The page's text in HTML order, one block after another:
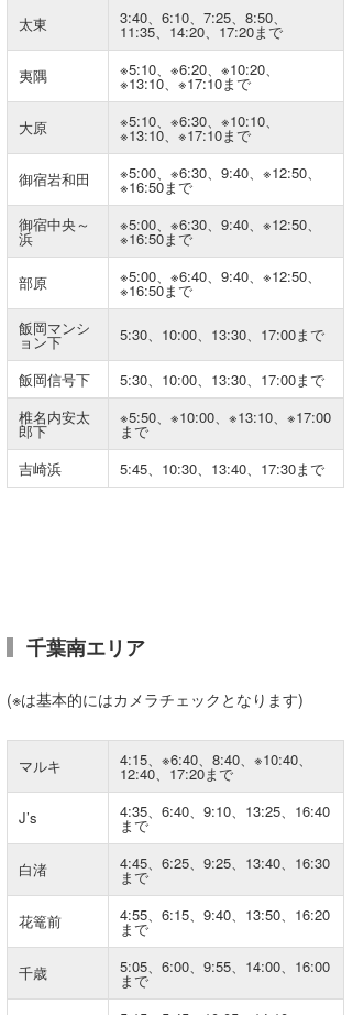
太東 3:40、6:10、7:25、8:50、
11:35、14:20、17:20まで
夷隅 ※5:10、※6:20、※10:20、
※13:10、※17:10まで
大原 ※5:10、※6:30、※10:10、
※13:10、※17:10まで
御宿岩和田 ※5:00、※6:30、9:40、※12:50、
※16:50まで
御宿中央～
浜
※5:00、※6:30、9:40、※12:50、
※16:50まで
部原 ※5:00、※6:40、9:40、※12:50、
※16:50まで
飯岡マンシ
ョン下 5:30、10:00、13:30、17:00まで
飯岡信号下
5:30、10:00、13:30、17:00まで
椎名内安太
郎下
※5:50、※10:00、※13:10、※17:00
まで
吉崎浜
5:45、10:30、13:40、17:30まで
千葉南エリア
(※は基本的にはカメラチェックとなります)
マルキ 4:15、※6:40、8:40、※10:40、
12:40、17:20まで
J’s 4:35、6:40、9:10、13:25、16:40
まで
白渚 4:45、6:25、9:25、13:40、16:30
まで
花篭前 4:55、6:15、9:40、13:50、16:20
まで
千歳 5:05、6:00、9:55、14:00、16:00
まで
CBA Films
NOBUFUKU
喜納海人
G◎Da
KID
KOBU
MIN
mitz
OYZ
S.K
YUKI☆
たっちー
ハンマー
三輪予報士
小川予報士
上田純子
唐澤予報士